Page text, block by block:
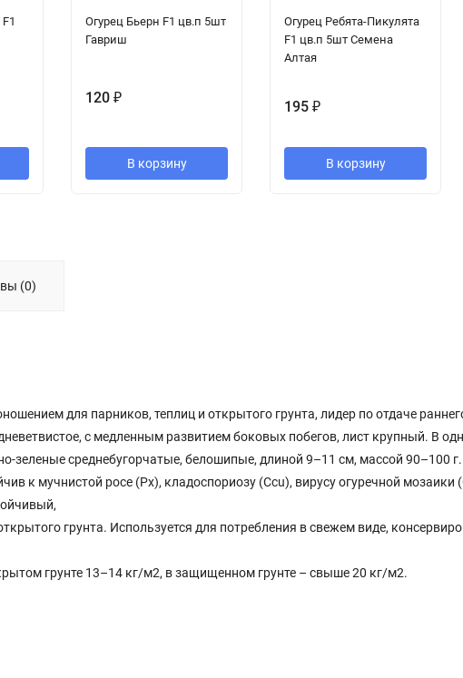
Огурец Бьерн F1 цв.п 5шт
Гавриш
120 ₽
В корзину
Огурец Ребята-Пикулята
F1 цв.п 5шт Семена
Алтая
195 ₽
В корзину
(0)
для парников, теплиц и открытого грунта, лидер по отдаче
с медленным развитием боковых побегов, лист крупный. В
зеленые среднебугорчатые, белошипые, длиной 9–11 см, массой 90–100
к мучнистой росе (Px), кладоспориозу (Ccu), вирусу огуречной мозаики
грунта. Используется для потребления в свежем виде,
грунте 13–14 кг/м2, в защищенном грунте – свыше 20 кг/м2.